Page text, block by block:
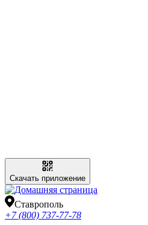
Скачать приложение
Ставрополь
+7 (800) 737-77-78